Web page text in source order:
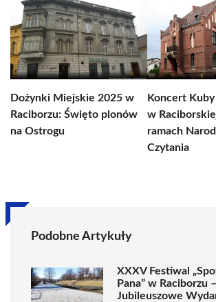
Dożynki Miejskie 2025 w
Raciborzu: Święto plonów
na Ostrogu
Koncert
w
ramach
Czytania
Podobne Artykuły
XXXV Festiwal
Pana” w Raciborzu –
Jubileuszowe